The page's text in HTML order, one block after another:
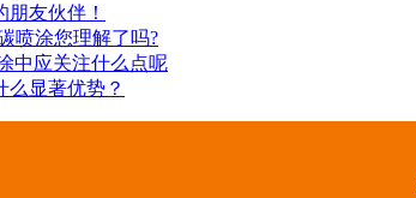
友伙伴！
喷涂您理解了吗?
中应关注什么点呢
么显著优势？